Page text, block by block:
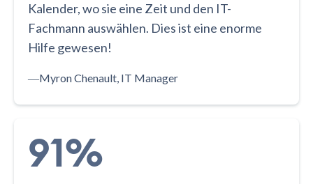
Kalender, wo sie eine Zeit und den IT-
Fachmann auswählen. Dies ist eine enorme
Hilfe gewesen!
―Myron Chenault, IT Manager
91%